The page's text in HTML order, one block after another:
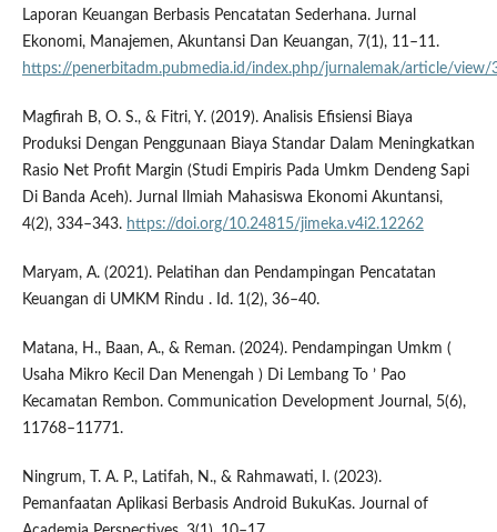
Laporan Keuangan Berbasis Pencatatan Sederhana. Jurnal
Ekonomi, Manajemen, Akuntansi Dan Keuangan, 7(1), 11–11.
https://penerbitadm.pubmedia.id/index.php/jurnalemak/article/view/
Magfirah B, O. S., & Fitri, Y. (2019). Analisis Efisiensi Biaya
Produksi Dengan Penggunaan Biaya Standar Dalam Meningkatkan
Rasio Net Profit Margin (Studi Empiris Pada Umkm Dendeng Sapi
Di Banda Aceh). Jurnal Ilmiah Mahasiswa Ekonomi Akuntansi,
4(2), 334–343. https://doi.org/10.24815/jimeka.v4i2.12262
Maryam, A. (2021). Pelatihan dan Pendampingan Pencatatan
Keuangan di UMKM Rindu . Id. 1(2), 36–40.
Matana, H., Baan, A., & Reman. (2024). Pendampingan Umkm (
Usaha Mikro Kecil Dan Menengah ) Di Lembang To ’ Pao
Kecamatan Rembon. Communication Development Journal, 5(6),
11768–11771.
Ningrum, T. A. P., Latifah, N., & Rahmawati, I. (2023).
Pemanfaatan Aplikasi Berbasis Android BukuKas. Journal of